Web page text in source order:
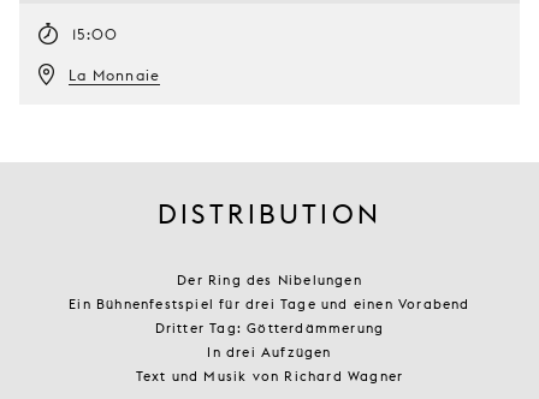
15:00
La Monnaie
DISTRIBUTION
Der Ring des Nibelungen
Ein Bühnenfestspiel für drei Tage und einen Vorabend
Dritter Tag: Götterdämmerung
In drei Aufzügen
Text und Musik von Richard Wagner